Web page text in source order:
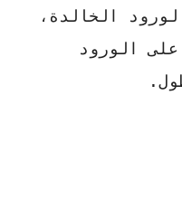
الخالدة،
الورود